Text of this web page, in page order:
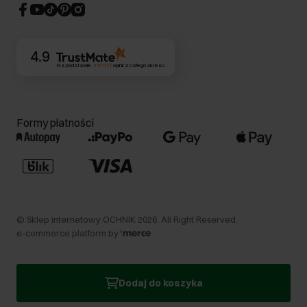
Dodaj do koszyka
CSR
4.9
Na podstawie 357 011 opinii z całego okresu
Formy płatności
© Sklep internetowy OCHNIK 2026 . All Right Reserved.
e-commerce platform by